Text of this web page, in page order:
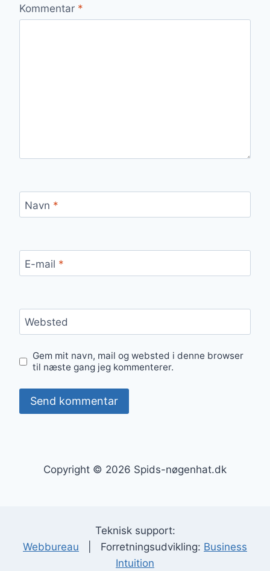
Kommentar *
Navn *
E-mail *
Websted
Gem mit navn, mail og websted i denne browser
til næste gang jeg kommenterer.
Copyright © 2026 Spids-nøgenhat.dk
Teknisk support:
Webbureau | Forretningsudvikling: Business
Intuition